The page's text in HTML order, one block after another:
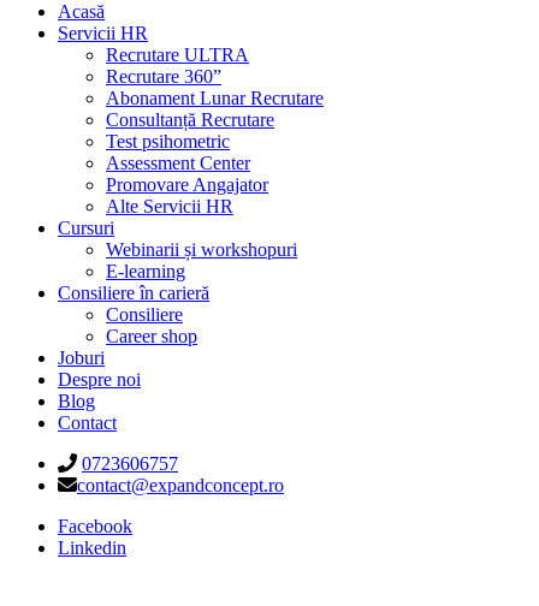
Acasă
Servicii HR
Recrutare ULTRA
Recrutare 360”
Abonament Lunar Recrutare
Consultanță Recrutare
Test psihometric
Assessment Center
Promovare Angajator
Alte Servicii HR
Cursuri
Webinarii și workshopuri
E-learning
Consiliere în carieră
Consiliere
Career shop
Joburi
Despre noi
Blog
Contact
0723606757
contact@expandconcept.ro
Facebook
Linkedin